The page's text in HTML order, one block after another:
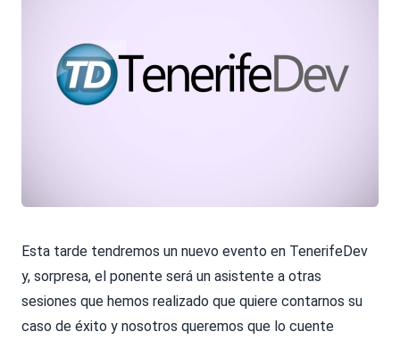
Esta tarde tendremos un nuevo evento en TenerifeDev
y, sorpresa, el ponente será un asistente a otras
sesiones que hemos realizado que quiere contarnos su
caso de éxito y nosotros queremos que lo cuente